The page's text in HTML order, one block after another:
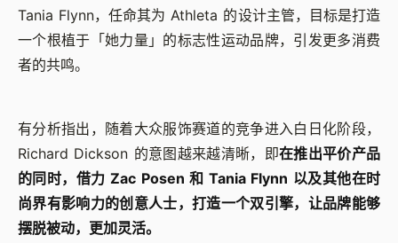
Tania Flynn，任命其为 Athleta 的设计主管，目标是打造
一个根植于「她力量」的标志性运动品牌，引发更多消费
者的共鸣。
有分析指出，随着大众服饰赛道的竞争进入白日化阶段，
Richard Dickson 的意图越来越清晰，即在推出平价产品
的同时，借力 Zac Posen 和 Tania Flynn 以及其他在时
尚界有影响力的创意人士，打造一个双引擎，让品牌能够
摆脱被动，更加灵活。